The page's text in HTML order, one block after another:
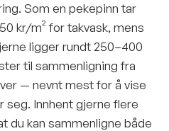
Som en pekepinn tar
kr/m² for takvask, mens
ligger rundt 250–400
til sammenligning fra
— nevnt mest for å vise
seg. Innhent gjerne flere
du kan sammenligne både